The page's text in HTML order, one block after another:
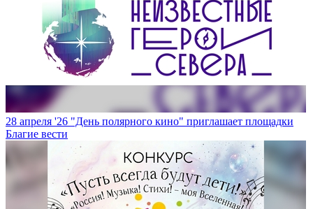
28 апреля '26 "День полярного кино" приглашает площадки
Благие вести